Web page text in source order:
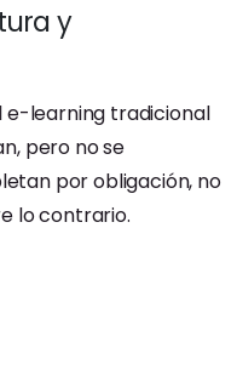
y
e-learning tradicional
pero no se
por obligación, no
lo contrario.